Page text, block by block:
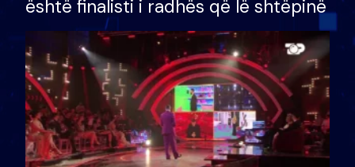
është finalisti i radhës që lë shtëpinë